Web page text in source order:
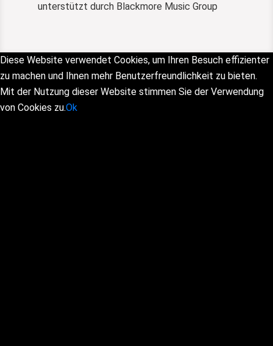
unterstützt durch Blackmore Music Group
Diese Website verwendet Cookies, um Ihren Besuch effizienter
zu machen und Ihnen mehr Benutzerfreundlichkeit zu bieten.
Mit der Nutzung dieser Website stimmen Sie der Verwendung
von Cookies zu.Ok